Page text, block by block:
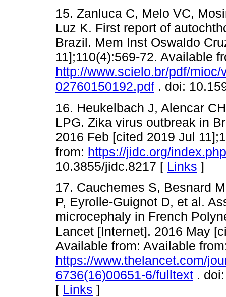
15. Zanluca C, Melo VC,
Luz K. First report of
Brazil. Mem Inst Oswaldo
11];110(4):569-72. Available
http://www.scielo.br/pdf/
02760150192.pdf . doi:
16. Heukelbach J, Alencar
LPG. Zika virus outbreak in
2016 Feb [cited 2019 Jul
from: https://jidc.org/
10.3855/jidc.8217 [ Links ]
17. Cauchemes S, Besnard
P, Eyrolle-Guignot D, et al.
microcephaly in French
Lancet [Internet]. 2016 May
Available from: Available
https://www.thelancet.com/
6736(16)00651-6/fulltext .
[ Links ]